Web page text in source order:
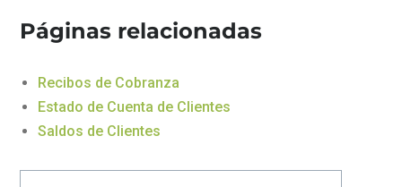
Páginas relacionadas
Recibos de Cobranza
Estado de Cuenta de Clientes
Saldos de Clientes